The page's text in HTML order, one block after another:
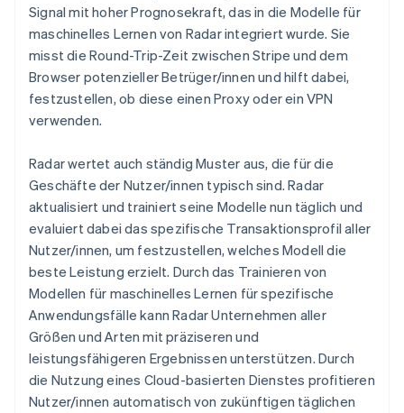
Signal mit hoher Prognosekraft, das in die Modelle für
maschinelles Lernen von Radar integriert wurde. Sie
misst die Round-Trip-Zeit zwischen Stripe und dem
Browser potenzieller Betrüger/innen und hilft dabei,
festzustellen, ob diese einen Proxy oder ein VPN
verwenden.
Radar wertet auch ständig Muster aus, die für die
Geschäfte der Nutzer/innen typisch sind. Radar
aktualisiert und trainiert seine Modelle nun täglich und
evaluiert dabei das spezifische Transaktionsprofil aller
Nutzer/innen, um festzustellen, welches Modell die
beste Leistung erzielt. Durch das Trainieren von
Modellen für maschinelles Lernen für spezifische
Anwendungsfälle kann Radar Unternehmen aller
Größen und Arten mit präziseren und
leistungsfähigeren Ergebnissen unterstützen. Durch
die Nutzung eines Cloud-basierten Dienstes profitieren
Nutzer/innen automatisch von zukünftigen täglichen